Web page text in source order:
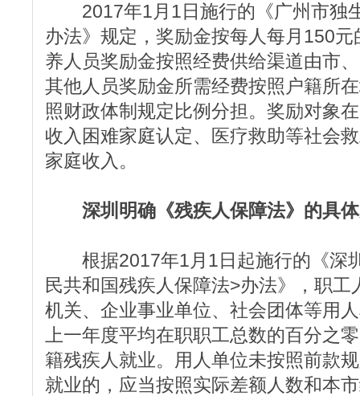
2017年1月1日施行的《广州市独
办法》规定，奖励金按每人每月150
养人员奖励金按照经费供给渠道由市
其他人员奖励金所需经费按照户籍所
照财政体制规定比例分担。奖励对象
收入困难家庭认定、医疗救助等社会
家庭收入。
深圳明确《残疾人保障法》的具
根据2017年1月1日起施行的《深
民共和国残疾人保障法>办法》，职
机关、企业事业单位、社会团体等用
上一年度平均在职职工总数的百分之
籍残疾人就业。用人单位未按照前款
就业的，应当按照实际差额人数和本